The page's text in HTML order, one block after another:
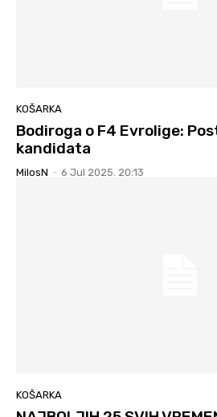
KOŠARKA
Bodiroga o F4 Evrolige:
kandidata
MilosN - 6 Jul 2025. 20:13
KOŠARKA